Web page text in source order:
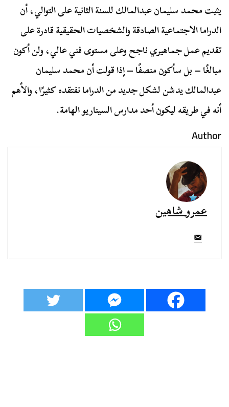
يثبت محمد سليمان عبدالمالك للسنة الثانية على التوالي، أن
الدراما الاجتماعية الصادقة والشخصيات الحقيقية قادرة على
تقديم عمل جماهيري ناجح وعلى مستوى فني عالي، ولن أكون
مبالغًا – بل سأكون منصفًا – إذا قولت أن محمد سليمان
عبدالمالك يدشن لشكل جديد من الدراما نفتقده كثيرًا، والأهم
أنه في طريقه ليكون أحد مدارس السيناريو الهامة.
Author
عمرو شاهين